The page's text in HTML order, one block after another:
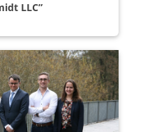
LLC”